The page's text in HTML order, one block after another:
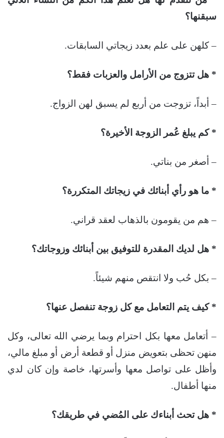
سبقنها؟
– كلهن على علم بعدد زيجاتي السابقات.
* هل تتزوج من الأرامل والعزبات فقط؟
– أبداً، تزوجت من أربع لم يسبق لهن الزواج.
* كم يبلغ عُمر الزوجة الأخيرة؟
– أصغر من بناتي.
* ما هو رأي أبنائك في زيجاتك المتكررة؟
– هم من يقومون بالذهاب لعقد قراني.
* هل لديك المقدرة للتوفيق بين أبنائك وزوجاتك؟
– بكل حُب ولا انتقص منهم شيئاً.
* كيف يتم التعامل مع كل زوجة تنفصل عنها؟
– أتعامل معها بكل احترام وبما يرضي الله تعالى، وكل
منهن تحظى بتعويض منزل أو قطعة أرض أو مبلغ مالي،
وأظل على تواصل معها وأسرتها، خاصة وإن كان لدي
منها أطفال.
* هل تحث أبناءك على المُضي في طريقك؟